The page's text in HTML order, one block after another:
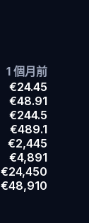
1 個月前
€24.45
€48.91
€244.5
€489.1
€2,445
€4,891
€24,450
€48,910